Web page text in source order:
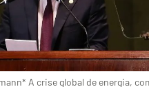
A crise global de energia,